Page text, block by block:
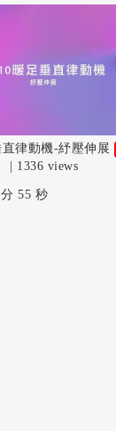
律動機-紓壓伸展
| 1336 views
55 秒